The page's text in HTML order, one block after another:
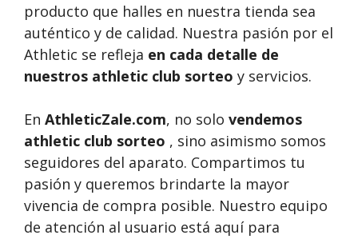
producto que halles en nuestra tienda sea
auténtico y de calidad. Nuestra pasión por el
Athletic se refleja en cada detalle de
nuestros athletic club sorteo y servicios.
En AthleticZale.com, no solo vendemos
athletic club sorteo , sino asimismo somos
seguidores del aparato. Compartimos tu
pasión y queremos brindarte la mayor
vivencia de compra posible. Nuestro equipo
de atención al usuario está aquí para